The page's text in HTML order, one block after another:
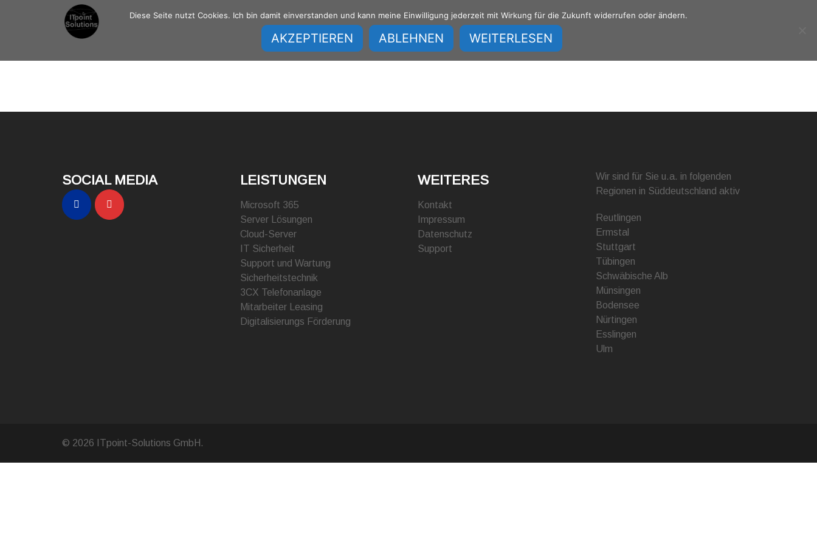
Home IT Leistungen Referenzen Partner Support
SOCIAL MEDIA LEISTUNGEN
Microsoft 365
Server Lösungen
Cloud-Server
IT Sicherheit
Support und Wartung
Sicherheitstechnik
3CX Telefonanlage
Mitarbeiter Leasing
Digitalisierungs Förderung
WEITERES
Kontakt
Impressum
Datenschutz
Support
Wir sind für Sie u.a. in folgenden
Regionen in Süddeutschland aktiv
Reutlingen
Ermstal
Stuttgart
Tübingen
Schwäbische Alb
Münsingen
Bodensee
Nürtingen
Esslingen
Ulm
© 2026 ITpoint-Solutions GmbH.
Diese Seite nutzt Cookies. Ich bin damit einverstanden und kann meine Einwilligung jederzeit mit Wirkung für die Zukunft widerrufen oder ändern.
AKZEPTIEREN ABLEHNEN WEITERLESEN